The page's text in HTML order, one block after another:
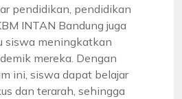
pendidikan, pendidikan
INTAN Bandung juga
siswa meningkatkan
mereka. Dengan
ini, siswa dapat belajar
dan terarah, sehingga